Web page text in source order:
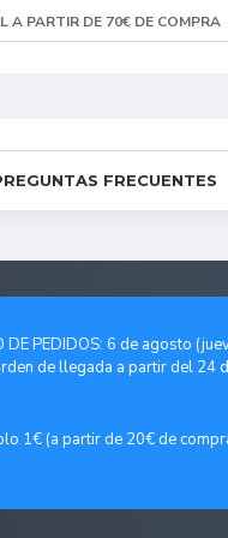
A PARTIR DE 70€ DE COMPRA
FRECUENTES
DE PEDIDOS: 6 de agosto
de llegada a partir del 24
1€ (a partir de 20€ de